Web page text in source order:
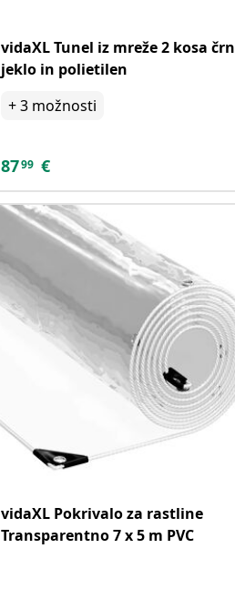
vidaXL Tunel iz mreže 2 kosa črn
jeklo in polietilen
+3 možnosti
8799 €
vidaXL Pokrivalo za rastline
Transparentno 7 x 5 m PVC